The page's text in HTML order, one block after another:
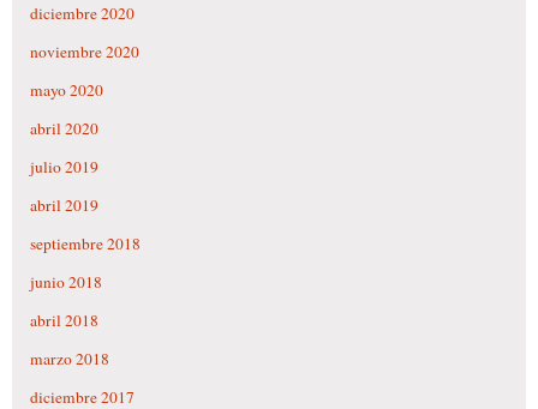
diciembre 2020
noviembre 2020
mayo 2020
abril 2020
julio 2019
abril 2019
septiembre 2018
junio 2018
abril 2018
marzo 2018
diciembre 2017